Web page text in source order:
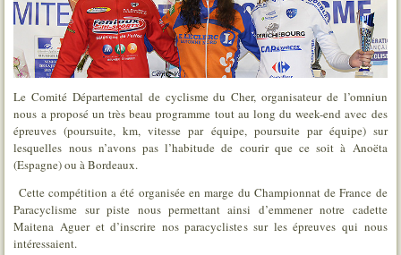
Le Comité Départemental de cyclisme du Cher, organisateur de l’omniun
nous a proposé un très beau programme tout au long du week-end avec des
épreuves (poursuite, km, vitesse par équipe, poursuite par équipe) sur
lesquelles nous n’avons pas l’habitude de courir que ce soit à Anoëta
(Espagne) ou à Bordeaux.
Cette compétition a été organisée en marge du Championnat de France de
Paracyclisme sur piste nous permettant ainsi d’emmener notre cadette
Maitena Aguer et d’inscrire nos paracyclistes sur les épreuves qui nous
intéressaient.